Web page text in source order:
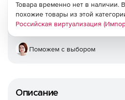
Описание
Товара временно нет в наличии.
похожие товары из этой
Российская виртуализация
Поможем с выбором